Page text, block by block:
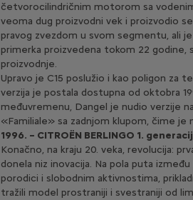
četvorocilindričnim motorom sa
veoma dug proizvodni vek i proizvodio
pravog zvezdom u svom segmentu, ali
primerka proizvedena tokom 22
proizvodnje.
Upravo je C15 poslužio i kao poligon za
verzija je postala dostupna od oktobra
međuvremenu, Dangel je nudio verzije
«Familiale» sa zadnjom klupom, čime
1996. – CITROËN BERLINGO 1.
Konačno, na kraju 20. veka, revolucija:
donela niz inovacija. Na pola puta
porodici i slobodnim aktivnostima,
tražili model prostraniji i svestraniji od